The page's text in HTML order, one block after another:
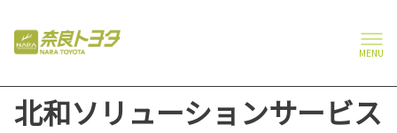
MENU
北和ソリューションサービス